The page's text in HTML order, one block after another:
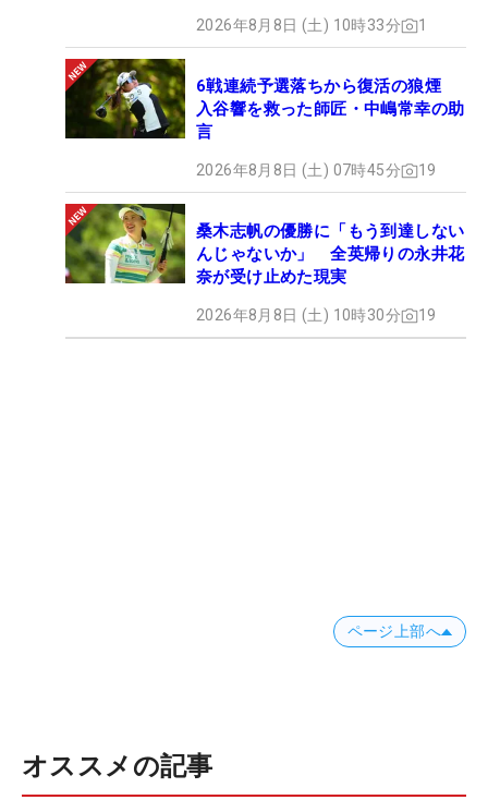
2026年8月8日 (土) 10時33分 1
6戦連続予選落ちから復活の狼煙
入谷響を救った師匠・中嶋常幸の助
言
2026年8月8日 (土) 07時45分 19
桑木志帆の優勝に「もう到達しない
んじゃないか」 全英帰りの永井花
奈が受け止めた現実
2026年8月8日 (土) 10時30分 19
ページ上部へ
オススメの記事